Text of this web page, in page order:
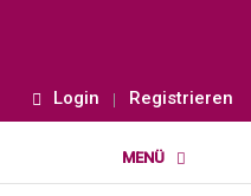
Login Registrieren